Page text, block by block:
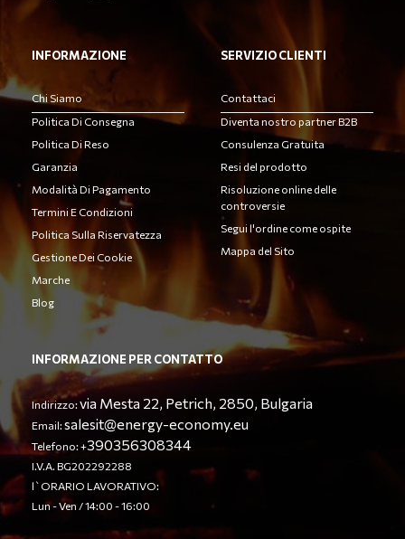
INFORMAZIONE
Chi Siamo
Politica Di Consegna
Politica Di Reso
Garanzia
Modalità Di Pagamento
Termini E Condizioni
Politica Sulla Riservatezza
Gestione Dei Cookie
Marche
Blog
SERVIZIO CLIENTI
Contattaci
Diventa nostro partner B2B
Consulenza Gratuita
Resi del prodotto
Risoluzione online delle
controversie
Segui l'ordine come ospite
Mappa del Sito
INFORMAZIONE PER CONTATTO
Indirizzo:via Mesta 22, Petrich, 2850, Bulgaria
Email:salesit@energy-economy.eu
Telefono: +390356308344
I.V.A. BG202292288
l`ORARIO LAVORATIVO:
Lun - Ven / 14:00 - 16:00